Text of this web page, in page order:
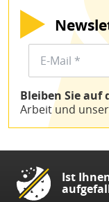
Bleiben Sie auf
Arbeit und
Ist